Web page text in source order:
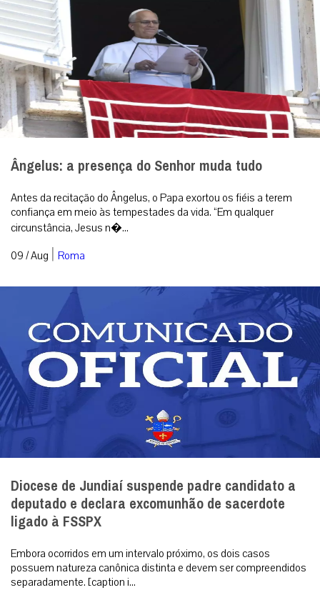
Ângelus: a presença do Senhor muda tudo
Antes da recitação do Ângelus, o Papa exortou os fiéis a terem
confiança em meio às tempestades da vida. “Em qualquer
circunstância, Jesus n�...
09 / Aug | Roma
Diocese de Jundiaí suspende padre candidato a
deputado e declara excomunhão de sacerdote
ligado à FSSPX
Embora ocorridos em um intervalo próximo, os dois casos
possuem natureza canônica distinta e devem ser compreendidos
separadamente. [caption i...